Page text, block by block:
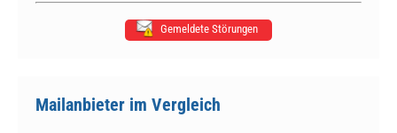
Gemeldete Störungen
Mailanbieter im Vergleich